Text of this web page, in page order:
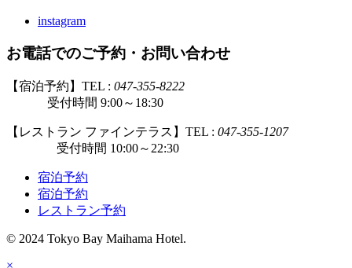
instagram
お電話でのご予約・お問い合わせ
【宿泊予約】TEL : 047-355-8222
受付時間 9:00～18:30
【レストラン ファインテラス】TEL : 047-355-1207
受付時間 10:00～22:30
宿泊予約
宿泊予約
レストラン予約
© 2024 Tokyo Bay Maihama Hotel.
×